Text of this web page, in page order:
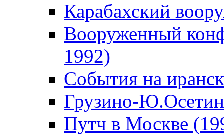
Карабахский
Вооруженный
1992)
События на
Грузино-
Путч в Москве